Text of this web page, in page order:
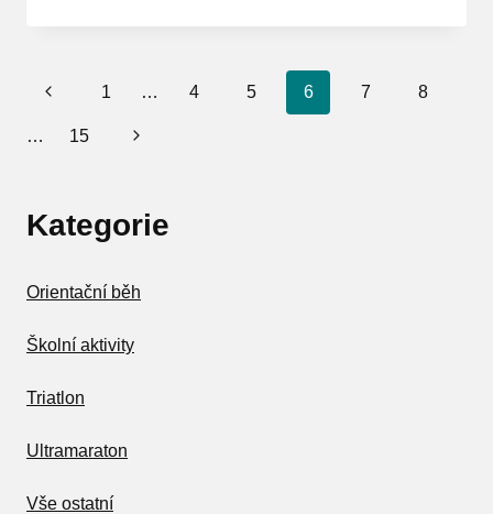
Navigace
Předchozí
stránka
1 … 4 5 6 7 8
… 15 Další
Kategorie
Orientační běh
Školní aktivity
Triatlon
Ultramaraton
Vše ostatní